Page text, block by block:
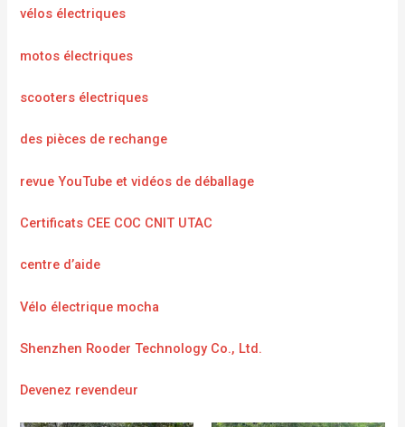
vélos électriques
motos électriques
scooters électriques
des pièces de rechange
revue YouTube et vidéos de déballage
Certificats CEE COC CNIT UTAC
centre d’aide
Vélo électrique mocha
Shenzhen Rooder Technology Co., Ltd.
Devenez revendeur